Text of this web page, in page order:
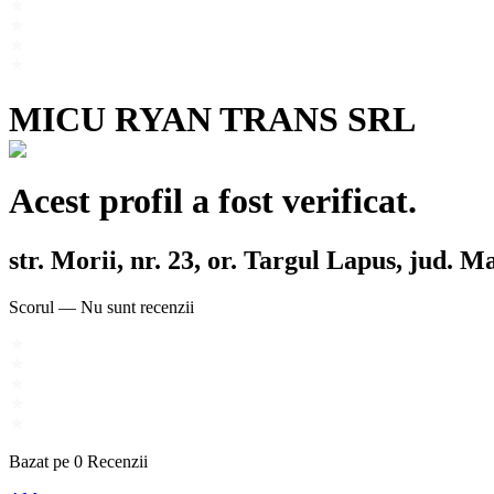
MICU RYAN TRANS SRL
Acest profil a fost verificat.
str. Morii, nr. 23, or. Targul Lapus, jud.
Scorul — Nu sunt recenzii
Bazat pe 0 Recenzii